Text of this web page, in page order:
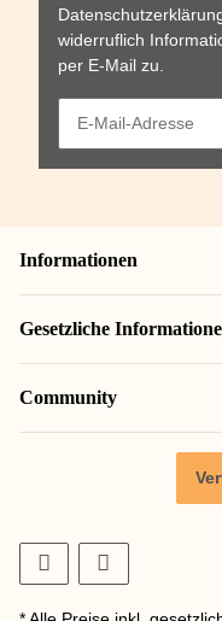
widerruflich
per E-Mail zu.
Informationen
Gesetzliche
Community